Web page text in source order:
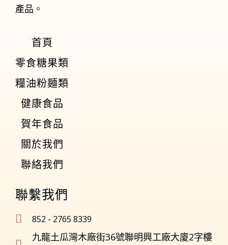
產品。
首頁
零食糖果類
糧油粉麵類
健康食品
賀年食品
關於我們
聯絡我們
聯繫我們
852 - 2765 8339
九龍土瓜灣木廠街36號聯明興工廠大廈2字樓